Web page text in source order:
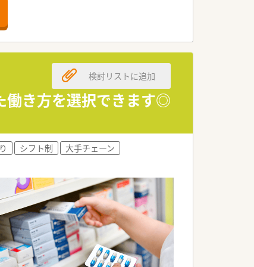
ている企業です。
なります。
す。
働き方を選択できます◎
検討リストに追加
シフト制
大手チェーン